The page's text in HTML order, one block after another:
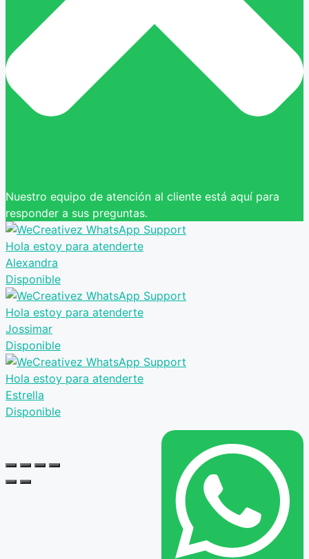
Nuestro equipo de atención al cliente está aquí para
responder a sus preguntas.
Hola estoy para atenderte
Alexandra
Disponible
Hola estoy para atenderte
Jossimar
Disponible
Hola estoy para atenderte
Estrella
Disponible